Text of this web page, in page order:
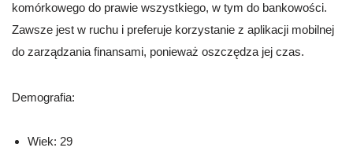
komórkowego do prawie wszystkiego, w tym do bankowości.
Zawsze jest w ruchu i preferuje korzystanie z aplikacji mobilnej
do zarządzania finansami, ponieważ oszczędza jej czas.
Demografia:
Wiek: 29